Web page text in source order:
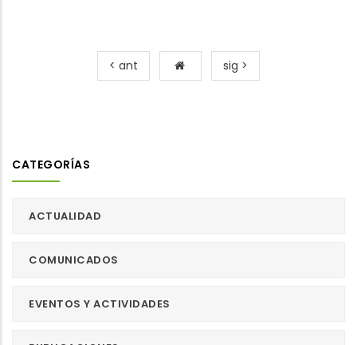
< ant sig >
CATEGORÍAS
ACTUALIDAD
COMUNICADOS
EVENTOS Y ACTIVIDADES